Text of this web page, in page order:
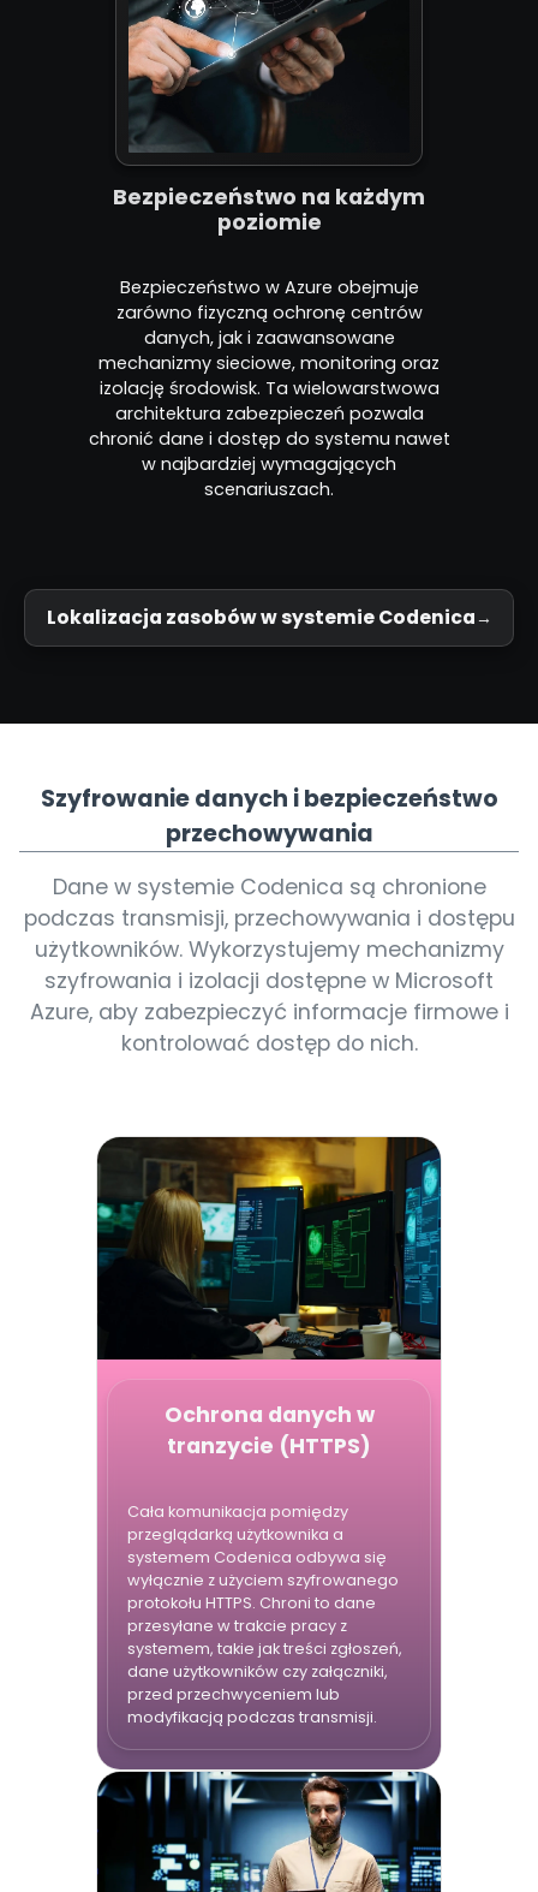
Bezpieczeństwo na każdym
poziomie
Bezpieczeństwo w Azure obejmuje
zarówno fizyczną ochronę centrów
danych, jak i zaawansowane
mechanizmy sieciowe, monitoring oraz
izolację środowisk. Ta wielowarstwowa
architektura zabezpieczeń pozwala
chronić dane i dostęp do systemu nawet
w najbardziej wymagających
scenariuszach.
Lokalizacja zasobów w systemie Codenica
Szyfrowanie danych i bezpieczeństwo
przechowywania
Dane w systemie Codenica są chronione
podczas transmisji, przechowywania i dostępu
użytkowników. Wykorzystujemy mechanizmy
szyfrowania i izolacji dostępne w Microsoft
Azure, aby zabezpieczyć informacje firmowe i
kontrolować dostęp do nich.
Ochrona danych w
tranzycie (HTTPS)
Cała komunikacja pomiędzy
przeglądarką użytkownika a
systemem Codenica odbywa się
wyłącznie z użyciem szyfrowanego
protokołu HTTPS. Chroni to dane
przesyłane w trakcie pracy z
systemem, takie jak treści zgłoszeń,
dane użytkowników czy załączniki,
przed przechwyceniem lub
modyfikacją podczas transmisji.